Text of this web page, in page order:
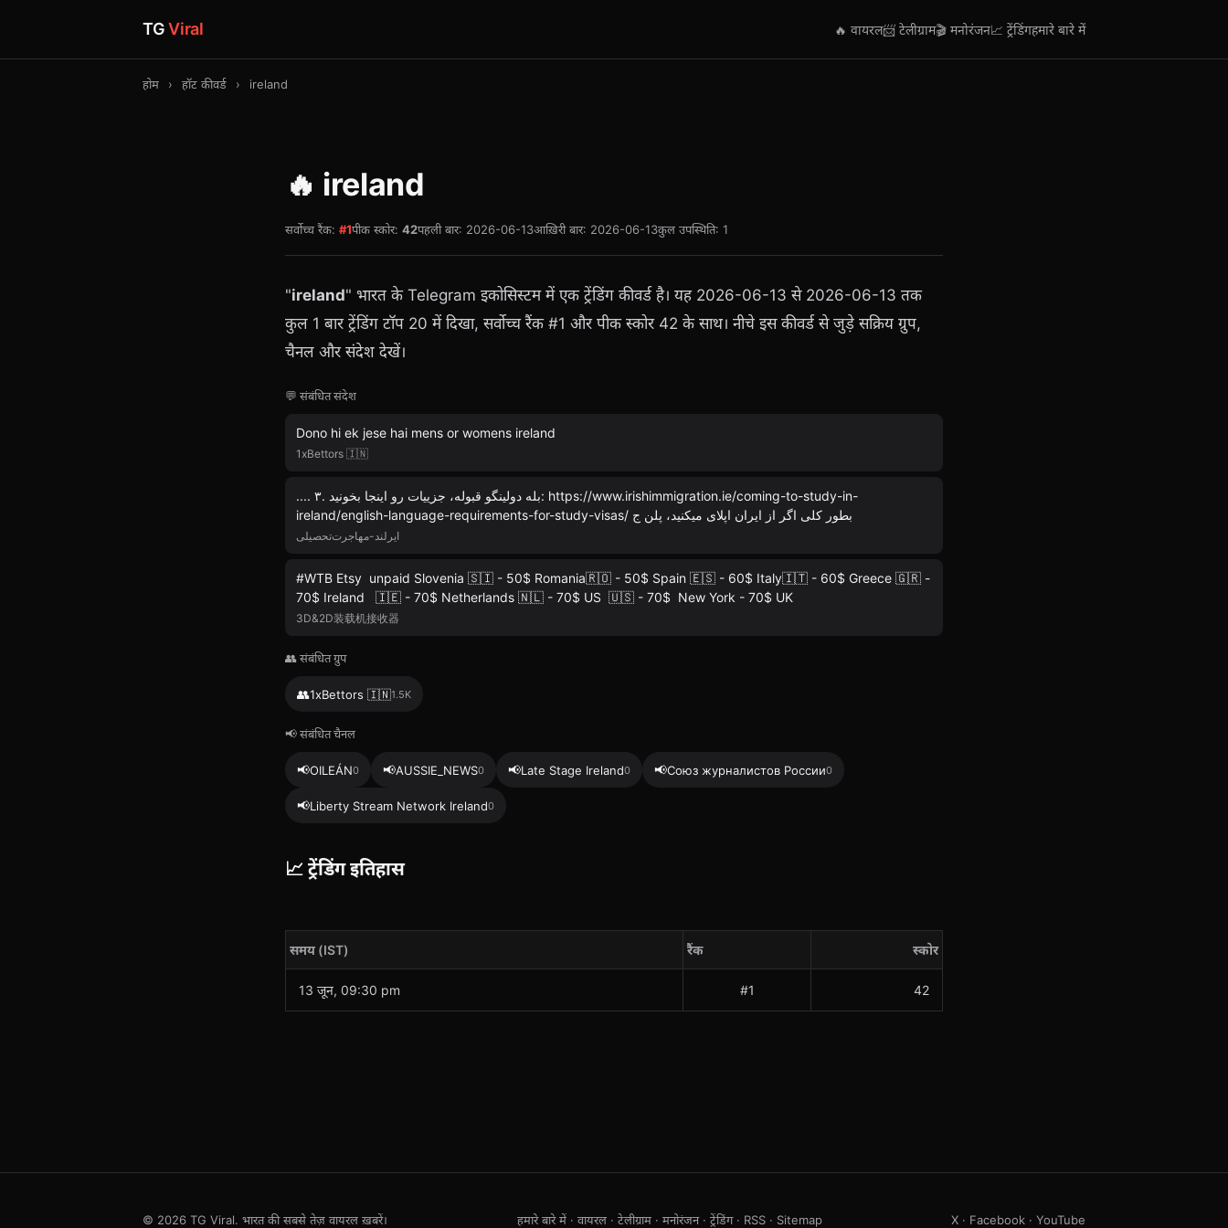
TGViral 🔥 वायरल📨 टेलीग्राम🎬 मनोरंजन📈 ट्रेंडिंगहमारे बारे में
होम › हॉट कीवर्ड › ireland
🔥 ireland
सर्वोच्च रैंक: #1पीक स्कोर: 42पहली बार: 2026-06-13आख़िरी बार: 2026-06-13कुल उपस्थिति: 1
"ireland" भारत के Telegram इकोसिस्टम में एक ट्रेंडिंग कीवर्ड है। यह 2026-06-13 से 2026-06-13 तक
कुल 1 बार ट्रेंडिंग टॉप 20 में दिखा, सर्वोच्च रैंक #1 और पीक स्कोर 42 के साथ। नीचे इस कीवर्ड से जुड़े सक्रिय ग्रुप,
चैनल और संदेश देखें।
💬 संबंधित संदेश
Dono hi ek jese hai mens or womens ireland
1xBettors 🇮🇳
.... ۳. بله دولینگو قبوله، جزییات رو اینجا بخونید: https://www.irishimmigration.ie/coming-to-study-in-
ireland/english-language-requirements-for-study-visas/ بطور کلی اگر از ایران اپلای میکنید، پلن ج
ایرلند-مهاجرت‌تحصیلی
#WTB Etsy unpaid Slovenia 🇸🇮 - 50$ Romania🇷🇴 - 50$ Spain 🇪🇸 - 60$ Italy🇮🇹 - 60$ Greece 🇬🇷 -
70$ Ireland 🇮🇪 - 70$ Netherlands 🇳🇱 - 70$ US 🇺🇸 - 70$ New York - 70$ UK
3D&2D装载机接收器
👥 संबंधित ग्रुप
👥1xBettors 🇮🇳1.5K
📢 संबंधित चैनल
📢OILEÁN0 📢AUSSIE_NEWS0 📢Late Stage Ireland0 📢Союз журналистов России0
📢Liberty Stream Network Ireland0
📈 ट्रेंडिंग इतिहास
समय (IST) रैंक स्कोर
13 जून, 09:30 pm #1 42
© 2026 TG Viral. भारत की सबसे तेज़ वायरल ख़बरें। हमारे बारे में· वायरल· टेलीग्राम· मनोरंजन· ट्रेंडिंग· RSS· Sitemap X · Facebook · YouTube